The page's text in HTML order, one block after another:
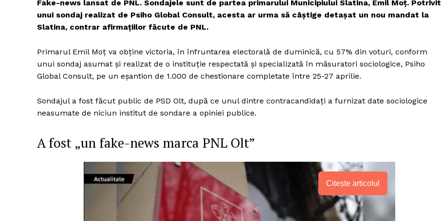
Fake-news lansat de PNL. Sondajele sunt de partea primarului Municipiului Slatina, Emil Moţ. Potrivit
unui sondaj realizat de Psiho Global Consult, acesta ar urma să câștige detașat un nou mandat la
Slatina, contrar afirmațiilor făcute de PNL.
Primarul Emil Moț va obține victoria, în înfruntarea electorală de duminică, cu 57% din voturi, conform
unui sondaj asumat și realizat de o instituție respectată și specializată în măsuratori sociologice, Psiho
Global Consult, pe un eșantion de 1.000 de chestionare completate între 25-27 aprilie.
Sondajul a fost făcut public de PSD Olt, după ce unul dintre contracandidaţi a furnizat date sociologice
neasumate de niciun institut de sondare a opiniei publice.
A fost „un fake-news marca PNL Olt”
Citește articolul